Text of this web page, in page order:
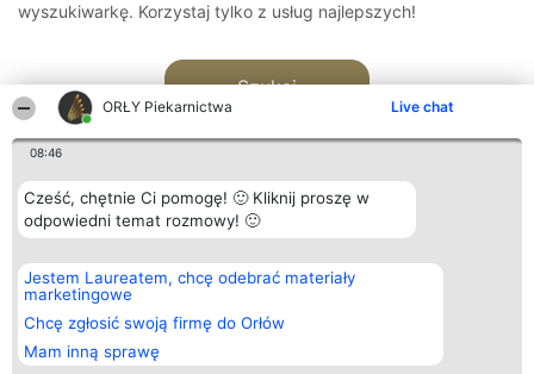
ORŁY Piekarnictwa Live chat
08:46
Cześć, chętnie Ci pomogę! 🙂 Kliknij proszę w
odpowiedni temat rozmowy! 🙂
Jestem Laureatem, chcę odebrać materiały
marketingowe
Chcę zgłosić swoją firmę do Orłów
Mam inną sprawę
wyszukiwarkę. Korzystaj tylko z usług najlepszych!
Szukaj
Organizator plebiscytu
Bright Side Solutions sp. z o.
o. sp. k.
ul. Ruska 22
Wrocław 50-079
KRS 0000749100 | Regon
381313360 | NIP 8943132676
Plebiscyt
Laureaci
wszystkich
Laureatów
Regulamin
Kontakt
Kontakt